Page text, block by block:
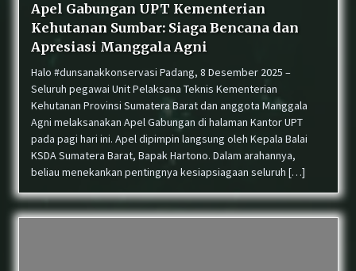
Warga Dadok Tunggul Hitam Padang Serahkan
Anak Elang Tikus “Sikok” yang Terjatuh ke
BKSDA Sumbar
Sinergi Konservasi: BKSDA Sumbar, COP, dan LK
Kandi Periksa Kesehatan Harimau Sumatera
Sindikat Perdagangan Satwa Dilindungi Tapir
di Pasaman Masuk Meja Hijau
Apel Gabungan UPT Kementerian
Kehutanan Sumbar: Siaga Bencana dan
Apresiasi Manggala Agni
Halo #dunsanakkonservasi Padang, 8 Desember 2025 –
Seluruh pegawai Unit Pelaksana Teknis Kementerian
Kehutanan Provinsi Sumatera Barat dan anggota Manggala
Agni melaksanakan Apel Gabungan di halaman Kantor UPT
pada pagi hari ini. Apel dipimpin langsung oleh Kepala Balai
KSDA Sumatera Barat, Bapak Hartono. Dalam arahannya,
beliau menekankan pentingnya kesiapsiagaan seluruh […]